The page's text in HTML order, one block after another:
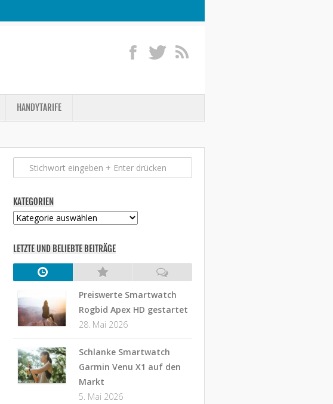
HANDYTARIFE
KATEGORIEN
Kategorien
LETZTE UND BELIEBTE BEITRÄGE
Preiswerte Smartwatch
Rogbid Apex HD gestartet
28. Mai 2026
Schlanke Smartwatch
Garmin Venu X1 auf den
Markt
5. Mai 2026